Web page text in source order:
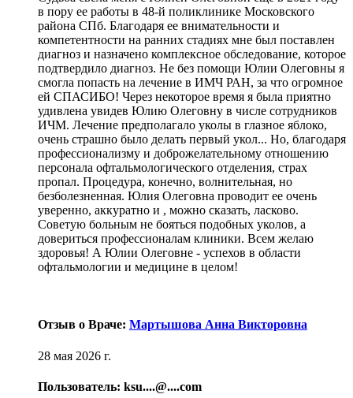
в пору ее работы в 48-й поликлинике Московского
района СПб. Благодаря ее внимательности и
компетентности на ранних стадиях мне был поставлен
диагноз и назначено комплексное обследование, которое
подтвердило диагноз. Не без помощи Юлии Олеговны я
смогла попасть на лечение в ИМЧ РАН, за что огромное
ей СПАСИБО! Через некоторое время я была приятно
удивлена увидев Юлию Олеговну в числе сотрудников
ИЧМ. Лечение предполагало уколы в глазное яблоко,
очень страшно было делать первый укол... Но, благодаря
профессионализму и доброжелательному отношению
персонала офтальмологического отделения, страх
пропал. Процедура, конечно, волнительная, но
безболезненная. Юлия Олеговна проводит ее очень
уверенно, аккуратно и , можно сказать, ласково.
Советую больным не бояться подобных уколов, а
довериться профессионалам клиники. Всем желаю
здоровья! А Юлии Олеговне - успехов в области
офтальмологии и медицине в целом!
Отзыв о Враче: Мартышова Анна Викторовна
28 мая 2026 г.
Пользователь: ksu....@....com